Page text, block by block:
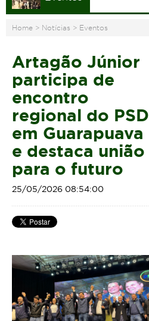
Home > Notícias > Eventos
Artagão Júnior
participa de
encontro
regional do PSD
em Guarapuava
e destaca união
para o futuro
25/05/2026 08:54:00